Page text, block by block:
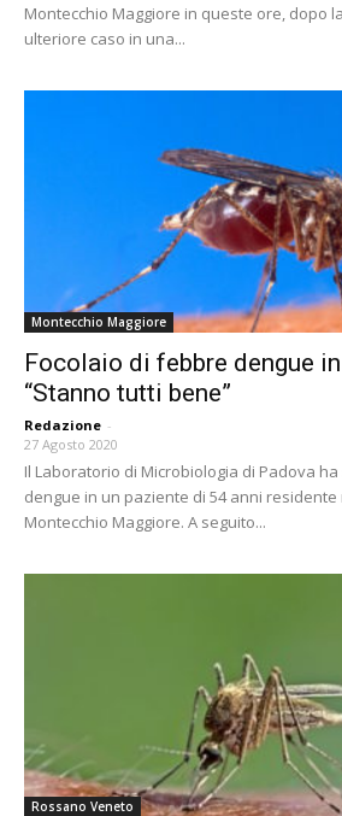
Montecchio Maggiore in queste ore, dopo
ulteriore caso in una...
Montecchio Maggiore
Focolaio di febbre dengue
“Stanno tutti bene”
Redazione -
27 Agosto 2020
Il Laboratorio di Microbiologia di Padova
dengue in un paziente di 54 anni residente
Montecchio Maggiore. A seguito...
Rossano Veneto